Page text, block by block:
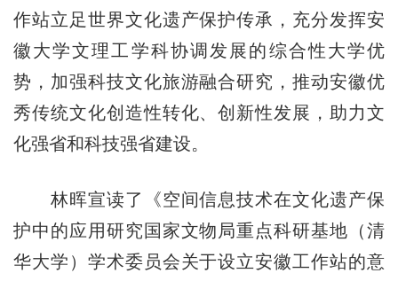
作站立足世界文化遗产保护传承，充分发挥安
徽大学文理工学科协调发展的综合性大学优
势，加强科技文化旅游融合研究，推动安徽优
秀传统文化创造性转化、创新性发展，助力文
化强省和科技强省建设。
林晖宣读了《空间信息技术在文化遗产保
护中的应用研究国家文物局重点科研基地（清
华大学）学术委员会关于设立安徽工作站的意